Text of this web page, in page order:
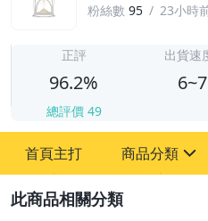
粉絲數 95 23小時
正評
96.2%
總評價 49
出貨速
6~7
首頁主打 商品分類
其它
[全店] 粉絲專享